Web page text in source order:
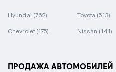
Hyundai (762) Toyota (513)
Chevrolet (175) Nissan (141)
ПРОДАЖА АВТОМОБИЛЕЙ